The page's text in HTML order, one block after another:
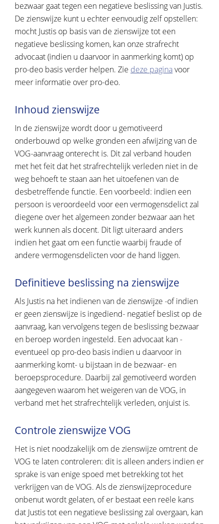
bezwaar gaat tegen een negatieve beslissing van Justis.
De zienswijze kunt u echter eenvoudig zelf opstellen:
mocht Justis op basis van de zienswijze tot een
negatieve beslissing komen, kan onze strafrecht
advocaat (indien u daarvoor in aanmerking komt) op
pro-deo basis verder helpen. Zie deze paginavoor
meer informatie over pro-deo.
Inhoud zienswijze
In de zienswijze wordt door u gemotiveerd
onderbouwd op welke gronden een afwijzing van de
VOG-aanvraag onterecht is. Dit zal verband houden
met het feit dat het strafrechtelijk verleden niet in de
weg behoeft te staan aan het uitoefenen van de
desbetreffende functie. Een voorbeeld: indien een
persoon is veroordeeld voor een vermogensdelict zal
diegene over het algemeen zonder bezwaar aan het
werk kunnen als docent. Dit ligt uiteraard anders
indien het gaat om een functie waarbij fraude of
andere vermogensdelicten voor de hand liggen.
Definitieve beslissing na zienswijze
Als Justis na het indienen van de zienswijze -of indien
er geen zienswijze is ingediend- negatief beslist op de
aanvraag, kan vervolgens tegen de beslissing bezwaar
en beroep worden ingesteld. Een advocaat kan -
eventueel op pro-deo basis indien u daarvoor in
aanmerking komt- u bijstaan in de bezwaar- en
beroepsprocedure. Daarbij zal gemotiveerd worden
aangegeven waarom het weigeren van de VOG, in
verband met het strafrechtelijk verleden, onjuist is.
Controle zienswijze VOG
Het is niet noodzakelijk om de zienswijze omtrent de
VOG te laten controleren: dit is alleen anders indien er
sprake is van enige spoed met betrekking tot het
verkrijgen van de VOG. Als de zienswijzeprocedure
onbenut wordt gelaten, of er bestaat een reële kans
dat Justis tot een negatieve beslissing zal overgaan, kan